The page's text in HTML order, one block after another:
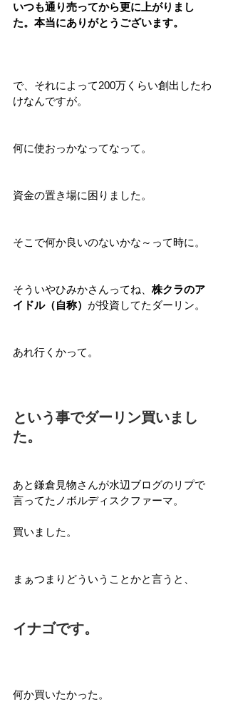
いつも通り売ってから更に上がりまし
た。本当にありがとうございます。
で、それによって200万くらい創出したわ
けなんですが。
何に使おっかなってなって。
資金の置き場に困りました。
そこで何か良いのないかな～って時に。
そういやひみかさんってね、 株クラのア
イドル（自称） が投資してたダーリン。
あれ行くかって。
という事でダーリン買いまし
た。
あと鎌倉見物さんが水辺ブログのリプで
言ってたノボルディスクファーマ。
買いました。
まぁつまりどういうことかと言うと、
イナゴです。
何か買いたかった。